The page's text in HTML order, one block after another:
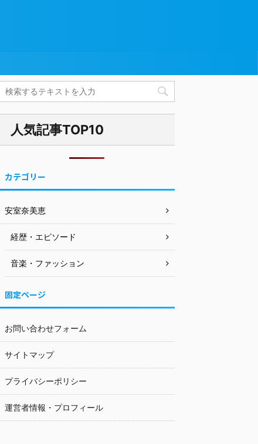
人気記事TOP10
カテゴリー
安室奈美恵
経歴・エピソード
音楽・ファッション
固定ページ
お問い合わせフォーム
サイトマップ
プライバシーポリシー
運営者情報・プロフィール